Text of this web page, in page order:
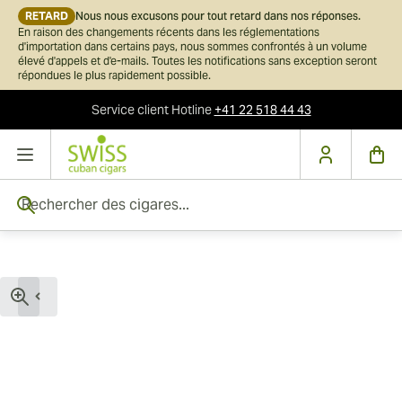
RETARD Nous nous excusons pour tout retard dans nos réponses.
En raison des changements récents dans les réglementations
d'importation dans certains pays, nous sommes confrontés à un volume
élevé d'appels et d'e-mails. Toutes les notifications sans exception seront
répondues le plus rapidement possible.
Service clientHotline+41 22 518 44 43
Skip to Content